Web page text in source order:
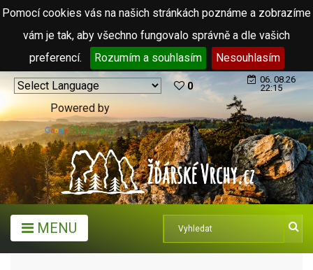
Pomocí cookies vás na našich stránkách poznáme a zobrazíme
vám je tak, aby všechno fungovalo správně a dle vašich
preferencí.
Rozumím a souhlasím Nesouhlasím
Powered by
Translate
0
06. 08.26
22:15
MENU